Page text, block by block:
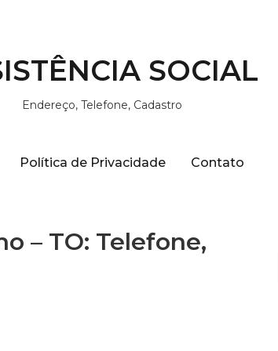
SOCIAL
Endereço, Telefone, Cadastro
Política de Privacidade Contato
– TO: Telefone,